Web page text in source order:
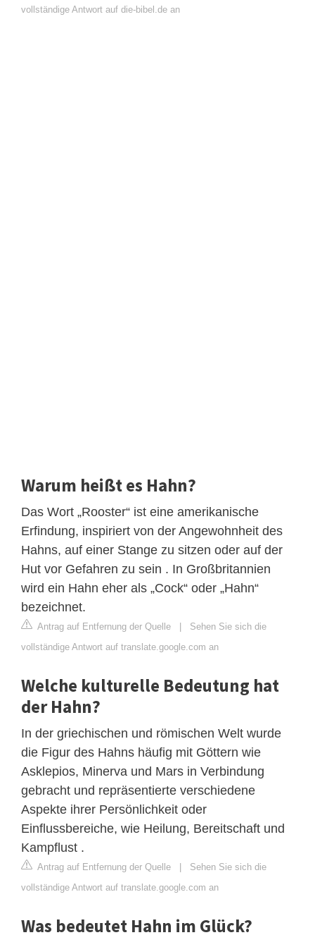
vollständige Antwort auf die-bibel.de an
Warum heißt es Hahn?
Das Wort „Rooster“ ist eine amerikanische
Erfindung, inspiriert von der Angewohnheit des
Hahns, auf einer Stange zu sitzen oder auf der
Hut vor Gefahren zu sein . In Großbritannien
wird ein Hahn eher als „Cock“ oder „Hahn“
bezeichnet.
Antrag auf Entfernung der Quelle | Sehen Sie sich die
vollständige Antwort auf translate.google.com an
Welche kulturelle Bedeutung hat
der Hahn?
In der griechischen und römischen Welt wurde
die Figur des Hahns häufig mit Göttern wie
Asklepios, Minerva und Mars in Verbindung
gebracht und repräsentierte verschiedene
Aspekte ihrer Persönlichkeit oder
Einflussbereiche, wie Heilung, Bereitschaft und
Kampflust .
Antrag auf Entfernung der Quelle | Sehen Sie sich die
vollständige Antwort auf translate.google.com an
Was bedeutet Hahn im Glück?